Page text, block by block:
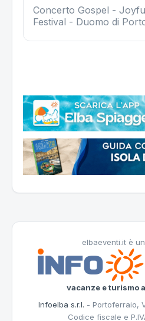
Concerto Gospel -
Festival - Duomo di
elbaeventi.it è
vacanze e turismo
Infoelba s.r.l. - Portoferraio,
Codice fiscale e